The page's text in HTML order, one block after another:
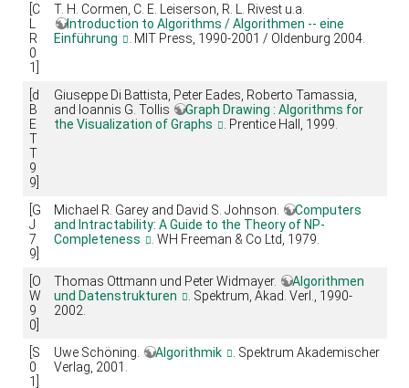
[C
R
0
1]
T. H. Cormen, C. E. Leiserson, R. L. Rivest u.a.
Introduction to Algorithms / Algorithmen -- eine
Einführung
. MIT Press, 1990-2001 / Oldenburg 2004.
[d
B
E
T
T
9
9]
Giuseppe Di Battista, Peter Eades, Roberto Tamassia,
and Ioannis G. Tollis
Graph Drawing : Algorithms for
the Visualization of Graphs
. Prentice Hall, 1999.
[G
J
7
9]
Michael R. Garey and David S. Johnson.
Computers
and Intractability: A Guide to the Theory of NP-
Completeness
. WH Freeman & Co Ltd, 1979.
[O
W
9
0]
Thomas Ottmann und Peter Widmayer.
Algorithmen
und Datenstrukturen
. Spektrum, Akad. Verl., 1990-
2002.
[S
0
1]
Uwe Schöning. Algorithmik
. Spektrum Akademischer
Verlag, 2001.